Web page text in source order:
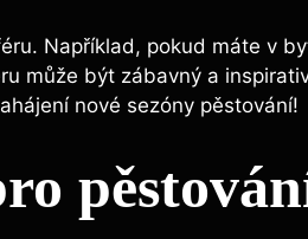
Například, pokud máte v
může být zábavný a
nové sezóny pěstování!